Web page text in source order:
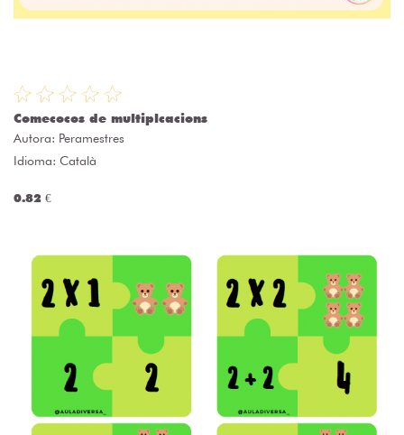
Comecocos de multiplcacions
Autora: Peramestres
Idioma: Català
0.82 €